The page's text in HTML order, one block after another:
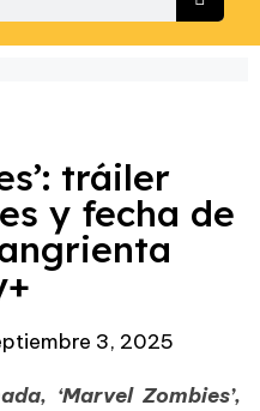
tráiler
y fecha de
3, 2025
‘Marvel Zombies’,